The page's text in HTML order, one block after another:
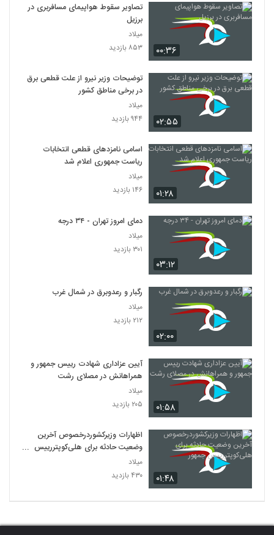
۰۰:۳۶
تصاویر سقوط هواپیمای مسافربری در
برزیل
میلاد
۸۵۳ بازدید
۰۲:۵۵
توضیحات وزیر نیرو از علت قطعی برق
در برخی مناطق کشور
میلاد
۹۴۴ بازدید
۰۱:۲۸
اسامی نامزدهای قطعی انتخابات
ریاست جمهوری اعلام شد
میلاد
۱۴۶ بازدید
۰۳:۱۲
دمای امروز تهران - ۳۴ درجه
میلاد
۳۰۱ بازدید
۰۲:۰۰
رگبار و رعدوبرق در شمال غرب
میلاد
۲۱۲ بازدید
۰۱:۵۸
آیین عزاداری شهادت رییس جمهور و
همراهانش در مصلای رشت
میلاد
۲۰۵ بازدید
۰۱:۴۸
اظهارات وزیرکشوردرخصوص آخرین
وضعیت حادثه برای هلی‌کوپتررییس
جمهور
میلاد
۴۳۰ بازدید